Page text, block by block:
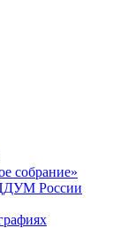
собрание»
России